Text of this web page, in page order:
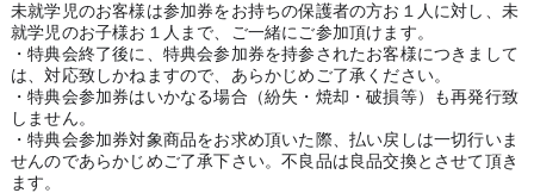
未就学児のお客様は参加券をお持ちの保護者の方お１人に対し、未
就学児のお子様お１人まで、ご一緒にご参加頂けます。
・特典会終了後に、特典会参加券を持参されたお客様につきまして
は、対応致しかねますので、あらかじめご了承ください。
・特典会参加券はいかなる場合（紛失・焼却・破損等）も再発行致
しません。
・特典会参加券対象商品をお求め頂いた際、払い戻しは一切行いま
せんのであらかじめご了承下さい。不良品は良品交換とさせて頂き
ます。